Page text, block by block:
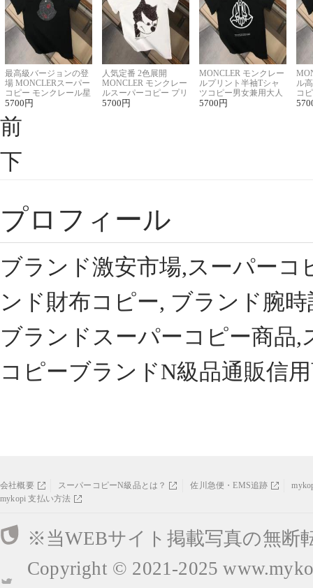
最高級バージョンの登
場 MONCLERスーパー
コピー モンクレール星
座半袖Tシャツ
5700 円
人気定番 2色展開
MONCLER モンクレー
ルスーパーコピー プリ
ント半袖Tシャツ
5700 円
MONCLER モンクレー
ルプリント半袖Tシャ
ツコピー男女兼用大人
可愛い春夏コーデ
5700 円
ル
コ
ィ
前
下
プロフィール
ブランド激安市場,スーパー
ンド財布コピー, ブランド腕
ブランドスーパーコピー商品
コピーブランドN級品通販信
会社概要 スーパーコピーN級品とは？ 佐川急便・EMS追跡
mykopi 支払い方法
※当WEBサイト掲載写真の無断
Copyright © 2021-2025